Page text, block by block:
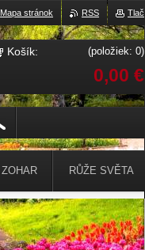
ZOHAR RŮŽE SVĚTA
Tlač
RSS
Mapa stránok
Košík: (položiek: 0)
0,00 €